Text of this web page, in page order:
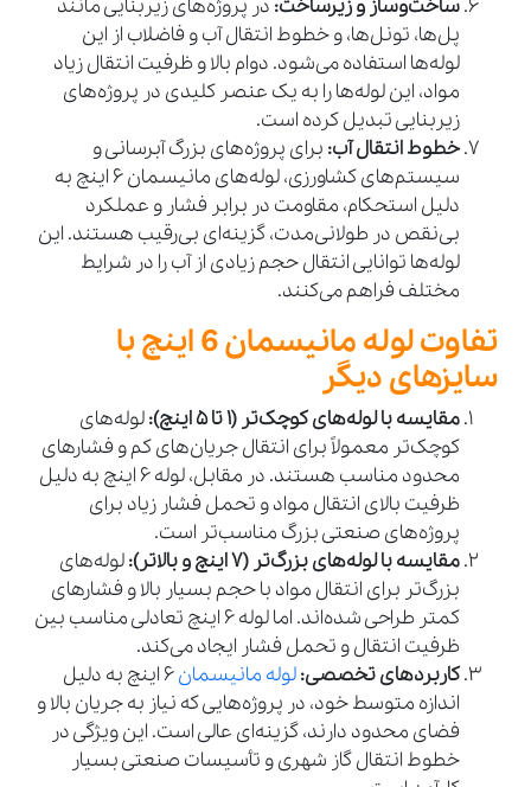
ساخت‌وساز و زیرساخت: در پروژه‌های زیربنایی مانند
پل‌ها، تونل‌ها، و خطوط انتقال آب و فاضلاب از این
لوله‌ها استفاده می‌شود. دوام بالا و ظرفیت انتقال زیاد
مواد، این لوله‌ها را به یک عنصر کلیدی در پروژه‌های
زیربنایی تبدیل کرده است.
خطوط انتقال آب: برای پروژه‌های بزرگ آبرسانی و
سیستم‌های کشاورزی، لوله‌های مانیسمان 6 اینچ به
دلیل استحکام، مقاومت در برابر فشار و عملکرد
بی‌نقص در طولانی‌مدت، گزینه‌ای بی‌رقیب هستند. این
لوله‌ها توانایی انتقال حجم زیادی از آب را در شرایط
مختلف فراهم می‌کنند.
تفاوت لوله مانیسمان 6 اینچ با
سایزهای دیگر
مقایسه با لوله‌های کوچک‌تر (1 تا 5 اینچ):
لوله‌های
کوچک‌تر معمولاً برای انتقال جریان‌های کم و فشارهای
محدود مناسب هستند. در مقابل، لوله 6 اینچ به دلیل
ظرفیت بالای انتقال مواد و تحمل فشار زیاد برای
پروژه‌های صنعتی بزرگ مناسب‌تر است.
مقایسه با لوله‌های بزرگ‌تر (7 اینچ و بالاتر):
لوله‌های
بزرگ‌تر برای انتقال مواد با حجم بسیار بالا و فشارهای
کمتر طراحی شده‌اند. اما لوله 6 اینچ تعادلی مناسب بین
ظرفیت انتقال و تحمل فشار ایجاد می‌کند.
کاربردهای تخصصی:لوله مانیسمان
6 اینچ به دلیل
اندازه متوسط خود، در پروژه‌هایی که نیاز به جریان بالا و
فضای محدود دارند، گزینه‌ای عالی است. این ویژگی در
خطوط انتقال گاز شهری و تأسیسات صنعتی بسیار